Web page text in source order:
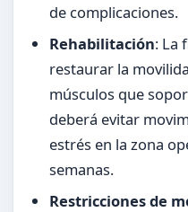
de complicaciones.
Rehabilitación: La
restaurar la
músculos que
deberá evitar
estrés en la zona
semanas.
Restricciones de